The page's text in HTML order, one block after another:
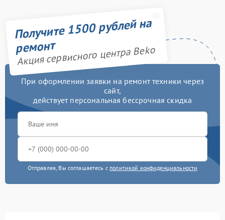
Получите 1500 рублей на
ремонт
Акция сервисного центра Beko
При оформлении заявки на ремонт техники через
сайт,
действует персональная бессрочная скидка
Отправляя, Вы соглашаетесь с политикой конфиденциальности